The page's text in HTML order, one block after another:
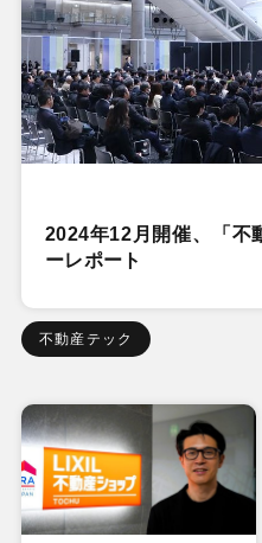
2024年12月開催、「不
ーレポート
不動産テック